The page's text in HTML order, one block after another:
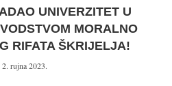
UNIVERZITET U
MORALNO
RIFATA ŠKRIJELJA!
2. rujna 2023.